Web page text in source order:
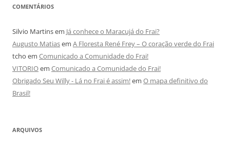
COMENTÁRIOS
Silvio Martinsem Já conhece o Maracujá do Frai?
Augusto Matiasem A Floresta René Frey – O coração verde do Frai
tcho em Comunicado a Comunidade do Frai!
VITORIOem Comunicado a Comunidade do Frai!
Obrigado Seu Willy - Lá no Frai é assim!em O mapa definitivo do
Brasil!
ARQUIVOS